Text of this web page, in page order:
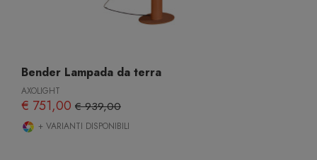
Bender Lampada da terra
AXOLIGHT
€ 751,00 € 939,00
+ VARIANTI DISPONIBILI